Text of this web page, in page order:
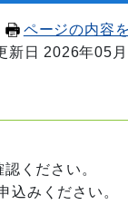
ページの内容
新日 2026年05
ください。
込みください。